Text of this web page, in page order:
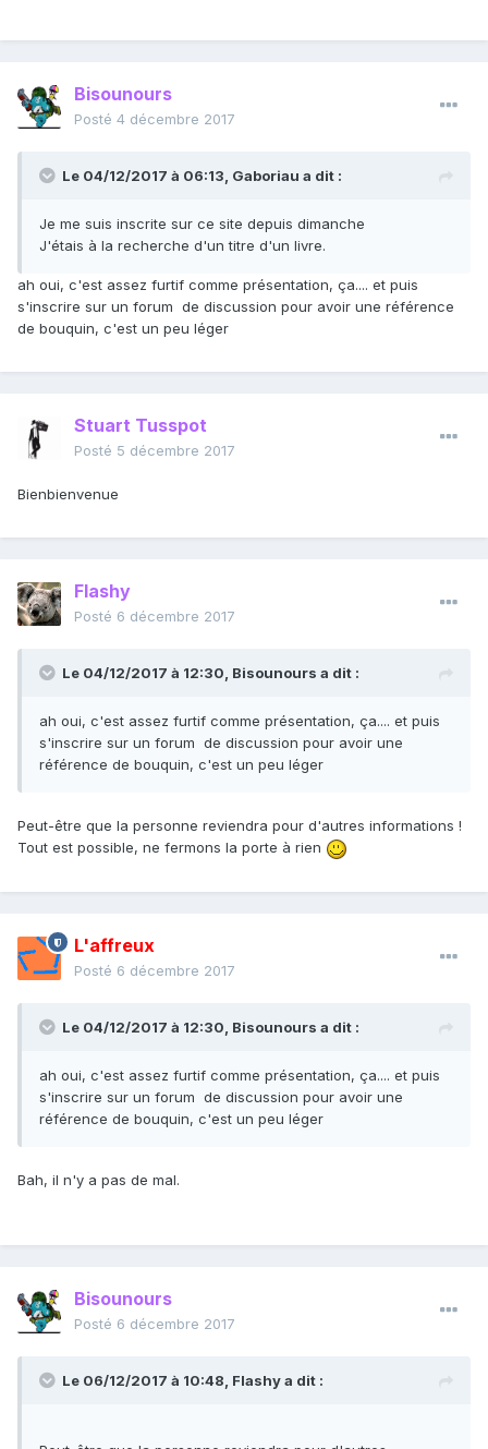
Bisounours
Posté 4 décembre 2017
Le 04/12/2017 à 06:13, Gaboriau a dit :
Je me suis inscrite sur ce site depuis dimanche
J'étais à la recherche d'un titre d'un livre.
ah oui, c'est assez furtif comme présentation, ça.... et puis
s'inscrire sur un forum de discussion pour avoir une référence
de bouquin, c'est un peu léger
Stuart Tusspot
Posté 5 décembre 2017
Bienbienvenue
Flashy
Posté 6 décembre 2017
Le 04/12/2017 à 12:30, Bisounours a dit :
ah oui, c'est assez furtif comme présentation, ça.... et puis
s'inscrire sur un forum de discussion pour avoir une
référence de bouquin, c'est un peu léger
Peut-être que la personne reviendra pour d'autres informations !
Tout est possible, ne fermons la porte à rien
L'affreux
Posté 6 décembre 2017
Le 04/12/2017 à 12:30, Bisounours a dit :
ah oui, c'est assez furtif comme présentation, ça.... et puis
s'inscrire sur un forum de discussion pour avoir une
référence de bouquin, c'est un peu léger
Bah, il n'y a pas de mal.
Bisounours
Posté 6 décembre 2017
Le 06/12/2017 à 10:48, Flashya dit :